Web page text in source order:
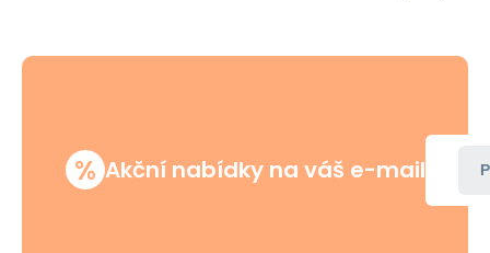
% Akční nabídky na váš e-mail